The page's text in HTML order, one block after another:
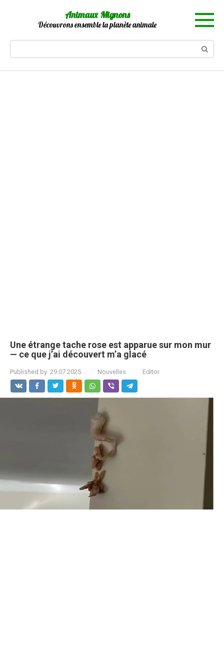
Animaux Mignons
Découvrons ensemble la planète animale
Une étrange tache rose est apparue sur mon mur
— ce que j’ai découvert m’a glacé
Published by: 29.07.2025 Nouvelles Editor